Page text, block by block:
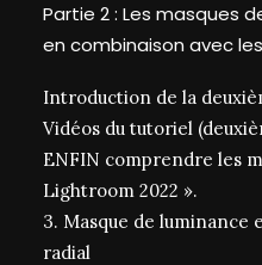
Partie 2 : Les masques
en combinaison avec
Introduction de la
Vidéos du tutoriel
ENFIN comprendre les
Lightroom 2022 ».
3. Masque de luminance
radial